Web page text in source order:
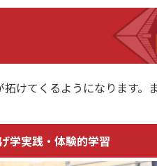
けてくるようになります。
学実践・体験的学習